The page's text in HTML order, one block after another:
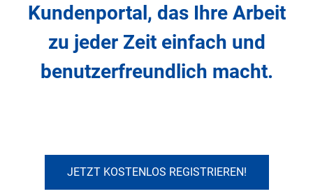
Kundenportal, das Ihre Arbeit
zu jeder Zeit einfach und
benutzerfreundlich macht.
JETZT KOSTENLOS REGISTRIEREN!